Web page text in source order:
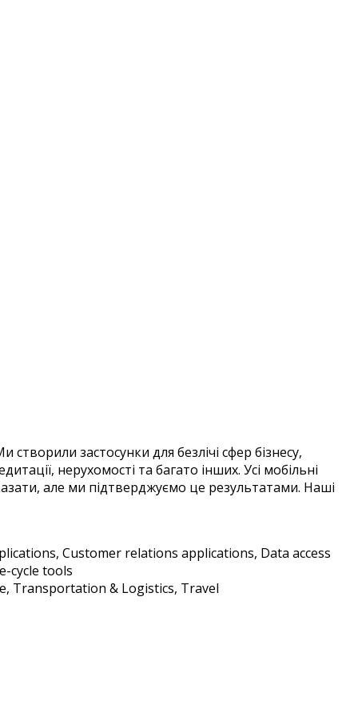
застосунки для безлічі сфер бізнесу,
нерухомості та багато інших. Усі мобільні
але ми підтверджуємо це результатами. Наші
Customer relations applications, Data access
cycle tools
Transportation & Logistics, Travel